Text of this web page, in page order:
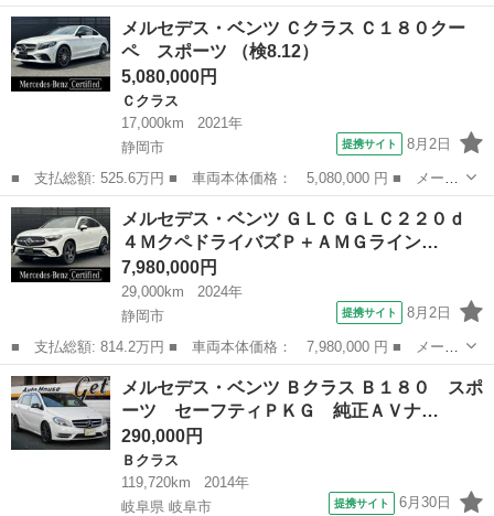
ー名： メルセデス・ベンツ ■ 車種名： Ａクラス ■ グレード
名： Ａ２００ｄ ＡＭＧライン レーダーセーフティＰＫＧ パナ
メリカーナ...
静岡 富士市 Ａクラス
メルセデス・ベンツ Ｃクラス Ｃ１８０クー
ペ スポーツ （検8.12）
5,080,000円
Ｃクラス
17,000km
2021年
静岡市
提携サイト 8月2日
■ 支払総額: 525.6万円 ■ 車両本体価格： 5,080,000 円 ■ メーカ
ー名： メルセデス・ベンツ ■ 車種名： Ｃクラス ■ グレード
名： Ｃ１８０クーペ スポーツ ■ 排気量： 1500cc ■ ドア枚
数...
静岡 静岡市 Ｃクラス
メルセデス・ベンツ ＧＬＣ ＧＬＣ２２０ｄ
４ＭクペドライバズＰ＋ＡＭＧライン…
7,980,000円
29,000km
2024年
静岡市
提携サイト 8月2日
■ 支払総額: 814.2万円 ■ 車両本体価格： 7,980,000 円 ■ メーカ
ー名： メルセデス・ベンツ ■ 車種名： ＧＬＣ ■ グレード
名： ＧＬＣ２２０ｄ ４ＭクペドライバズＰ＋ＡＭＧラインＰ 正
規認定中古車...
静岡 静岡市 ベンツ（メルセデス）
メルセデス・ベンツ Ｂクラス Ｂ１８０ スポ
ーツ セーフティＰＫＧ 純正ＡＶナ…
290,000円
Ｂクラス
119,720km
2014年
岐阜県 岐阜市
提携サイト 6月30日